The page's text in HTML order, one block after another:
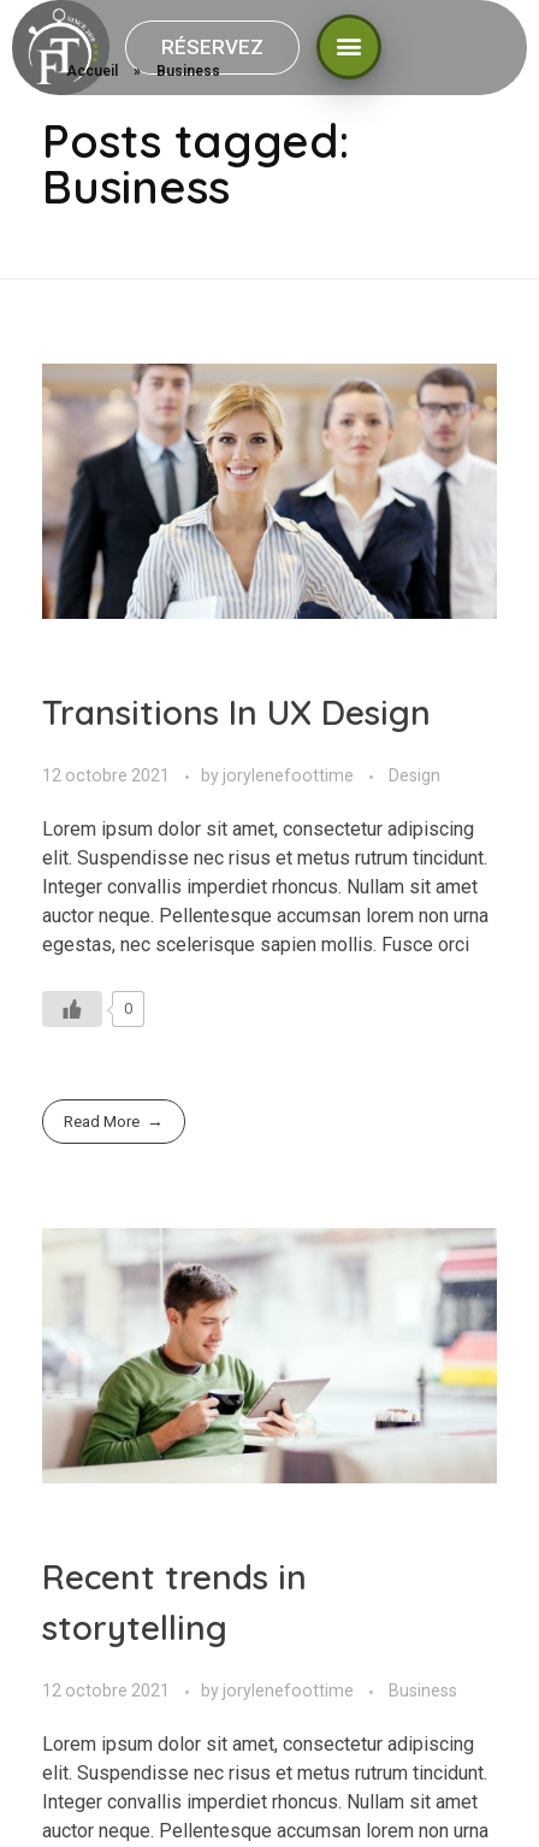
RÉSERVEZ
Accueil » Business
Posts tagged:
Business
Transitions In UX Design
12 octobre 2021 by jorylenefoottime Design
Lorem ipsum dolor sit amet, consectetur adipiscing
elit. Suspendisse nec risus et metus rutrum tincidunt.
Integer convallis imperdiet rhoncus. Nullam sit amet
auctor neque. Pellentesque accumsan lorem non urna
egestas, nec scelerisque sapien mollis. Fusce orci
0
Read More
Recent trends in
storytelling
12 octobre 2021 by jorylenefoottime Business
Lorem ipsum dolor sit amet, consectetur adipiscing
elit. Suspendisse nec risus et metus rutrum tincidunt.
Integer convallis imperdiet rhoncus. Nullam sit amet
auctor neque. Pellentesque accumsan lorem non urna